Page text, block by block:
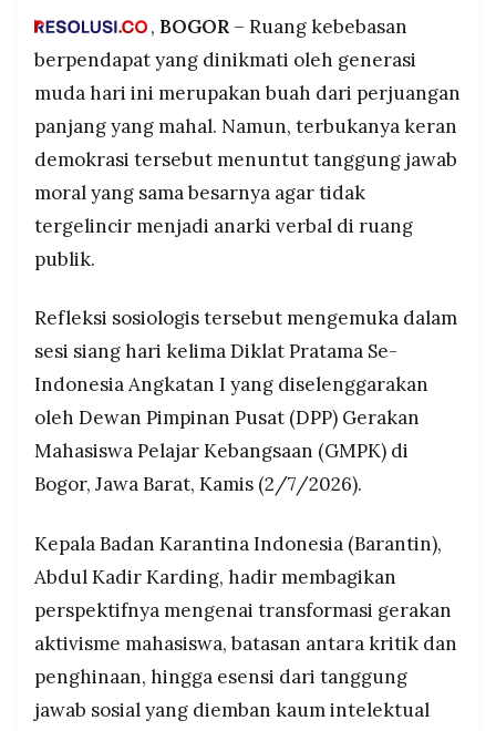
©
RESOLUSI
MEDIA
PRAMUDITA
Resolusi.co
-
RESOLUSI
PRAMUDITA
boleh disalahgunakan untuk menghina atau
masukan konstruktif, bukan sekadar olok-olok
yang bertujuan menjatuhkan tanpa substansi.
Mahasiswa hebat bukan diukur dari IPK,
melainkan dari seberapa besar dampak positif
dan kemanfaatan yang diberikan kepada
masyarakat.
, BOGOR– Ruang kebebasan
berpendapat yang dinikmati oleh generasi
muda hari ini merupakan buah dari perjuangan
panjang yang mahal. Namun, terbukanya keran
demokrasi tersebut menuntut tanggung jawab
moral yang sama besarnya agar tidak
tergelincir menjadi anarki verbal di ruang
publik.
Refleksi sosiologis tersebut mengemuka dalam
sesi siang hari kelima Diklat Pratama Se-
Indonesia Angkatan I yang diselenggarakan
oleh Dewan Pimpinan Pusat (DPP) Gerakan
Mahasiswa Pelajar Kebangsaan (GMPK) di
Bogor, Jawa Barat, Kamis (2/7/2026).
Kepala Badan Karantina Indonesia (Barantin),
Abdul Kadir Karding, hadir membagikan
perspektifnya mengenai transformasi gerakan
aktivisme mahasiswa, batasan antara kritik dan
penghinaan, hingga esensi dari tanggung
jawab sosial yang diemban kaum intelektual